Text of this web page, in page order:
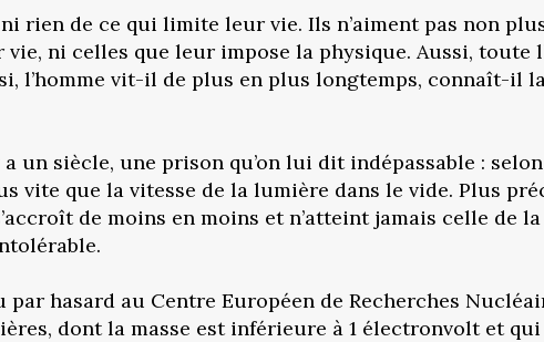
rien de ce qui limite leur vie. Ils n’aiment pas non
ni celles que leur impose la physique. Aussi, toute
l’homme vit-il de plus en plus longtemps, connaît-il
un siècle, une prison qu’on lui dit indépassable :
vite que la vitesse de la lumière dans le vide. Plus
de moins en moins et n’atteint jamais celle de
hasard au Centre Européen de Recherches
dont la masse est inférieure à 1 électronvolt et